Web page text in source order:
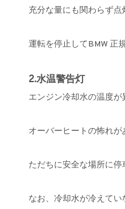
充分な量にも関わらず点
運転を停止してBMW 正
2.水温警告灯
エンジン冷却水の温度が
オーバーヒートの怖れが
ただちに安全な場所に停
なお、冷却水が冷えてい